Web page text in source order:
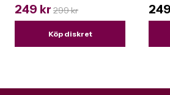
249 kr 299 kr
Köp diskret